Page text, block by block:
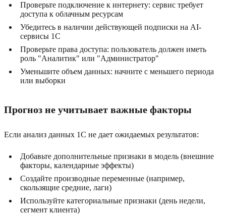
Проверьте подключение к интернету: сервис требует
доступа к облачным ресурсам
Убедитесь в наличии действующей подписки на AI-
сервисы 1С
Проверьте права доступа: пользователь должен иметь
роль "Аналитик" или "Администратор"
Уменьшите объем данных: начните с меньшего периода
или выборки
Прогноз не учитывает важные факторы
Если анализ данных 1С не дает ожидаемых результатов:
Добавьте дополнительные признаки в модель (внешние
факторы, календарные эффекты)
Создайте производные переменные (например,
скользящие средние, лаги)
Используйте категориальные признаки (день недели,
сегмент клиента)